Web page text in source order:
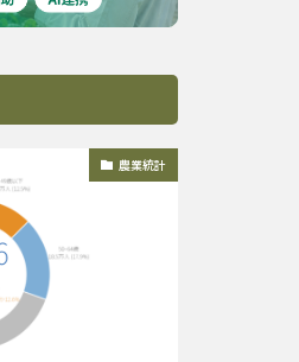
農業統計